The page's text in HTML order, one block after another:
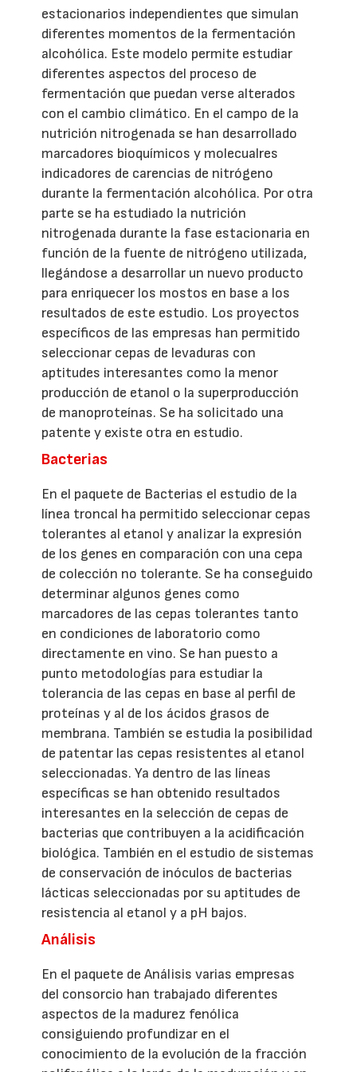
estacionarios independientes que simulan
diferentes momentos de la fermentación
alcohólica. Este modelo permite estudiar
diferentes aspectos del proceso de
fermentación que puedan verse alterados
con el cambio climático. En el campo de la
nutrición nitrogenada se han desarrollado
marcadores bioquímicos y molecualres
indicadores de carencias de nitrógeno
durante la fermentación alcohólica. Por otra
parte se ha estudiado la nutrición
nitrogenada durante la fase estacionaria en
función de la fuente de nitrógeno utilizada,
llegándose a desarrollar un nuevo producto
para enriquecer los mostos en base a los
resultados de este estudio. Los proyectos
específicos de las empresas han permitido
seleccionar cepas de levaduras con
aptitudes interesantes como la menor
producción de etanol o la superproducción
de manoproteínas. Se ha solicitado una
patente y existe otra en estudio.
Bacterias
En el paquete de Bacterias el estudio de la
línea troncal ha permitido seleccionar cepas
tolerantes al etanol y analizar la expresión
de los genes en comparación con una cepa
de colección no tolerante. Se ha conseguido
determinar algunos genes como
marcadores de las cepas tolerantes tanto
en condiciones de laboratorio como
directamente en vino. Se han puesto a
punto metodologías para estudiar la
tolerancia de las cepas en base al perfil de
proteínas y al de los ácidos grasos de
membrana. También se estudia la posibilidad
de patentar las cepas resistentes al etanol
seleccionadas. Ya dentro de las líneas
específicas se han obtenido resultados
interesantes en la selección de cepas de
bacterias que contribuyen a la acidificación
biológica. También en el estudio de sistemas
de conservación de inóculos de bacterias
lácticas seleccionadas por su aptitudes de
resistencia al etanol y a pH bajos.
Análisis
En el paquete de Análisis varias empresas
del consorcio han trabajado diferentes
aspectos de la madurez fenólica
consiguiendo profundizar en el
conocimiento de la evolución de la fracción